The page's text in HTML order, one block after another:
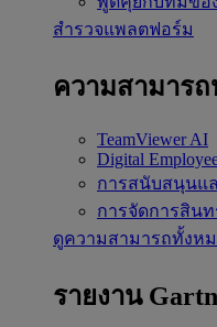
สำรวจแพลตฟอร์ม
ความสามาร
TeamViewer AI
Digital
การสนับสนุนแ
การจัดการสิน
ดูความสามารถทั้งห
รายงาน